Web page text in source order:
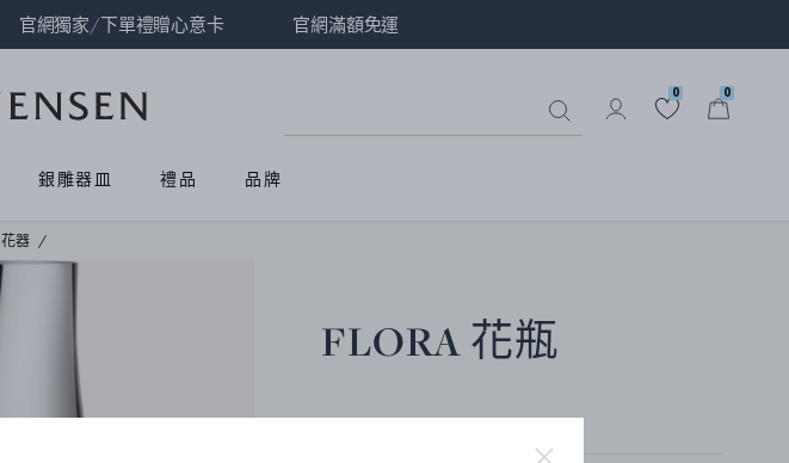
官網獨家/下單禮贈心意卡 官網滿額免運
0 0
銀雕器皿 禮品 品牌
花器
FLORA 花瓶